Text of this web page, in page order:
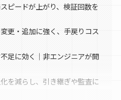
ピードが上がり、検証回数を
更・追加に強く、手戻りコス
足に効く｜非エンジニアが開
を減らし、引き継ぎや監査に